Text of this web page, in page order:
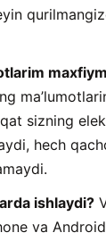
sizning
hech
ishlaydi?
va